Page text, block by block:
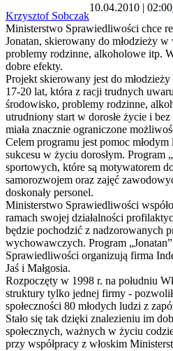
Krzysztof Sobczak
10.04.2010 | 02:00
Ministerstwo Sprawiedliwości chce
Jonatan, skierowany do młodzieży
problemy rodzinne, alkoholowe itp.
dobre efekty.
Projekt skierowany jest do
17-20 lat, która z racji trudnych
środowisko, problemy rodzinne,
utrudniony start w dorosłe życie i
miała znacznie ograniczone
Celem programu jest pomoc
sukcesu w życiu dorosłym. Program
sportowych, które są motywatorem
samorozwojem oraz zajęć
doskonały personel.
Ministerstwo Sprawiedliwości
ramach swojej działalności
będzie pochodzić z nadzorowanych
wychowawczych. Program
Sprawiedliwości organizują firma
Jaś i Małgosia.
Rozpoczęty w 1998 r. na południu
struktury tylko jednej firmy -
społeczności 80 młodych ludzi z
Stało się tak dzięki znalezieniu im
społecznych, ważnych w życiu
przy współpracy z włoskim